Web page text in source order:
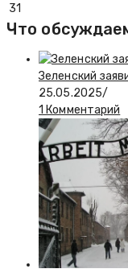
31
Что
Зеленский
25.05.2025/
1 Комментарий